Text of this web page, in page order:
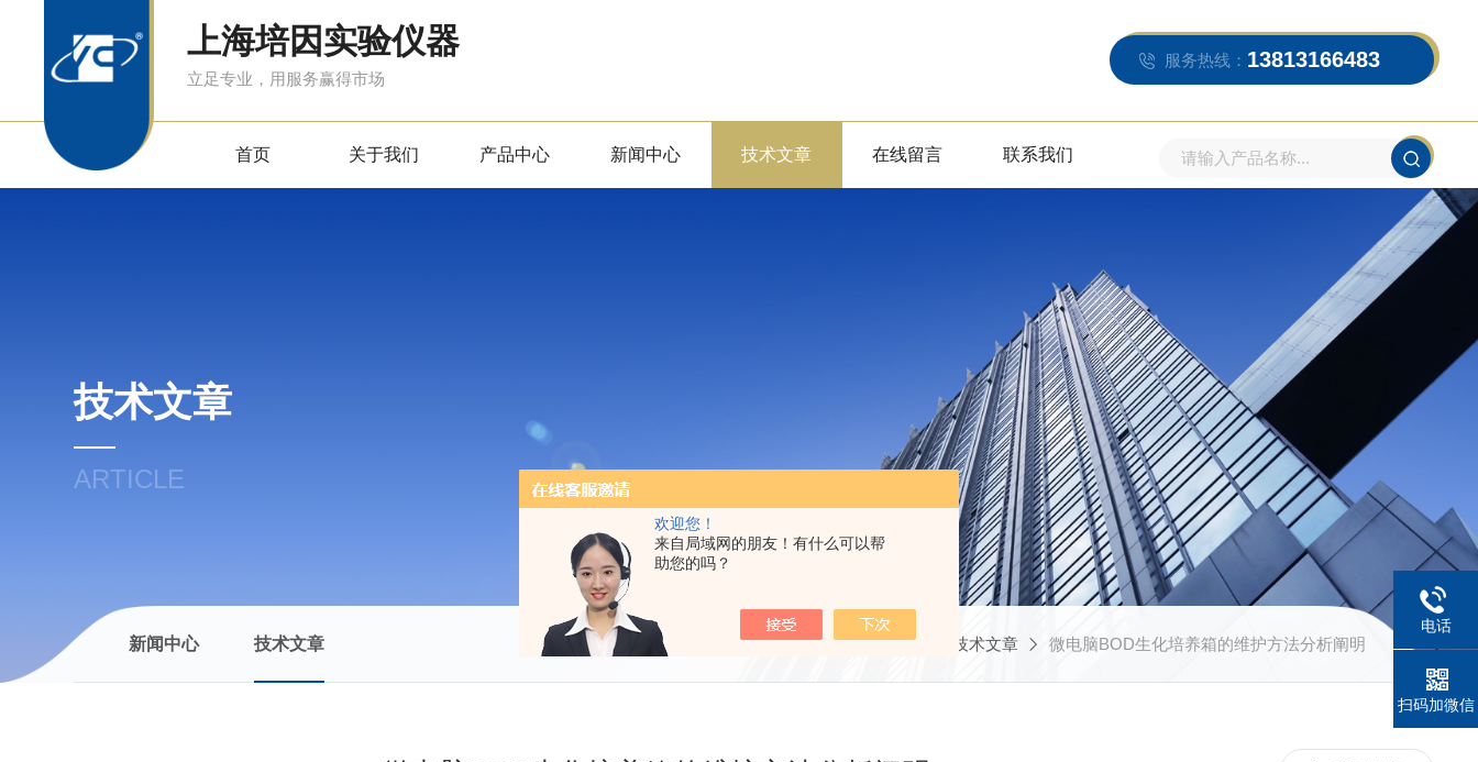
欢迎您！
来自局域网的朋友！有什么可以帮
助您的吗？
上海培因实验仪器
立足专业，用服务赢得市场
服务热线： 13813166483
首页 关于我们 产品中心 新闻中心 技术文章 在线留言 联系我们
技术文章
ARTICLE
新闻中心 技术文章 当前位置：首页 技术文章 微电脑BOD生化培养箱的维护方法分析阐明
电话
扫码加微信